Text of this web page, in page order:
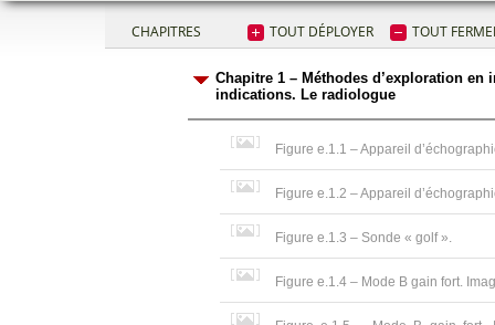
CHAPITRES TOUT DÉPLOYER TOUT
Chapitre 1 – Méthodes d’exploration
indications. Le radiologue
Figure e.1.1 – Appareil
Figure e.1.2 – Appareil
Figure e.1.3 – Sonde « golf ».
Figure e.1.4 – Mode B gain fort.